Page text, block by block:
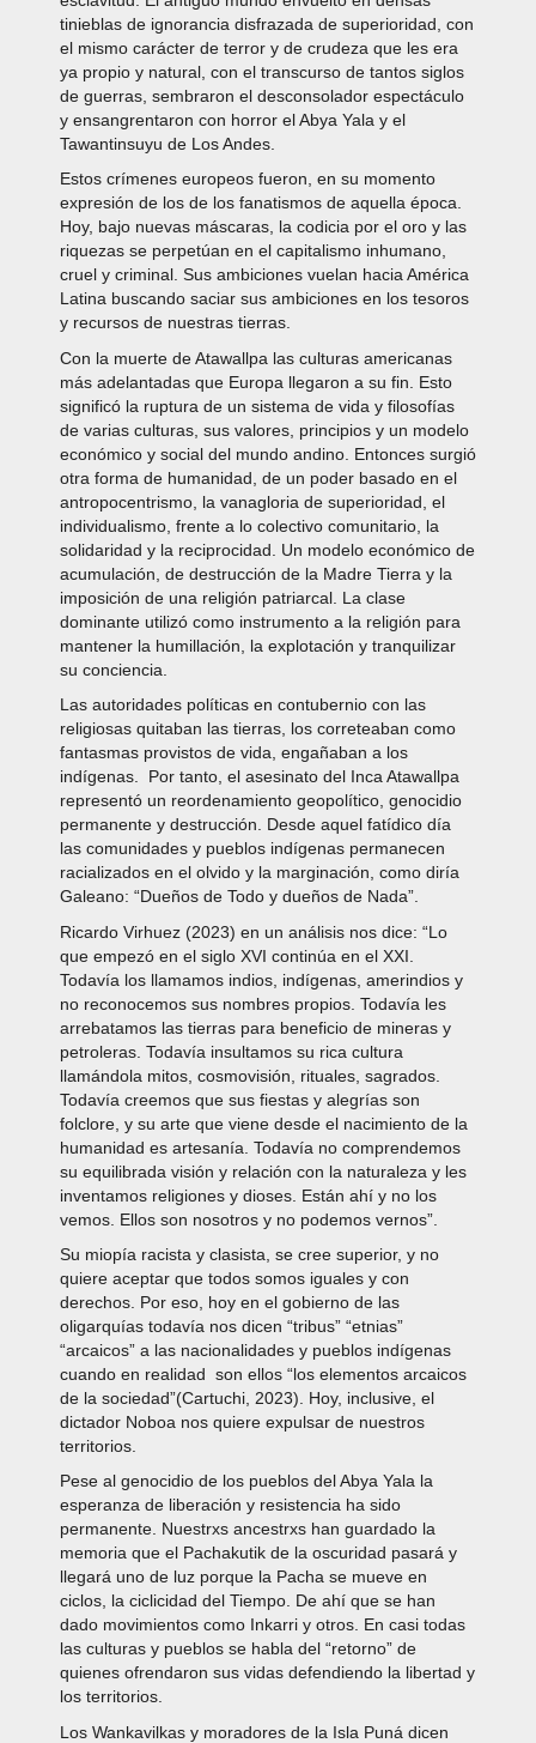
tinieblas de ignorancia disfrazada de superioridad, con
el mismo carácter de terror y de crudeza que les era
ya propio y natural, con el transcurso de tantos siglos
de guerras, sembraron el desconsolador espectáculo
y ensangrentaron con horror el Abya Yala y el
Tawantinsuyu de Los Andes.
Estos crímenes europeos fueron, en su momento
expresión de los de los fanatismos de aquella época.
Hoy, bajo nuevas máscaras, la codicia por el oro y las
riquezas se perpetúan en el capitalismo inhumano,
cruel y criminal. Sus ambiciones vuelan hacia América
Latina buscando saciar sus ambiciones en los tesoros
y recursos de nuestras tierras.
Con la muerte de Atawallpa las culturas americanas
más adelantadas que Europa llegaron a su fin. Esto
significó la ruptura de un sistema de vida y filosofías
de varias culturas, sus valores, principios y un modelo
económico y social del mundo andino. Entonces surgió
otra forma de humanidad, de un poder basado en el
antropocentrismo, la vanagloria de superioridad, el
individualismo, frente a lo colectivo comunitario, la
solidaridad y la reciprocidad. Un modelo económico de
acumulación, de destrucción de la Madre Tierra y la
imposición de una religión patriarcal. La clase
dominante utilizó como instrumento a la religión para
mantener la humillación, la explotación y tranquilizar
su conciencia.
Las autoridades políticas en contubernio con las
religiosas quitaban las tierras, los correteaban como
fantasmas provistos de vida, engañaban a los
indígenas. Por tanto, el asesinato del Inca Atawallpa
representó un reordenamiento geopolítico, genocidio
permanente y destrucción. Desde aquel fatídico día
las comunidades y pueblos indígenas permanecen
racializados en el olvido y la marginación, como diría
Galeano: “Dueños de Todo y dueños de Nada”.
Ricardo Virhuez (2023) en un análisis nos dice: “Lo
que empezó en el siglo XVI continúa en el XXI.
Todavía los llamamos indios, indígenas, amerindios y
no reconocemos sus nombres propios. Todavía les
arrebatamos las tierras para beneficio de mineras y
petroleras. Todavía insultamos su rica cultura
llamándola mitos, cosmovisión, rituales, sagrados.
Todavía creemos que sus fiestas y alegrías son
folclore, y su arte que viene desde el nacimiento de la
humanidad es artesanía. Todavía no comprendemos
su equilibrada visión y relación con la naturaleza y les
inventamos religiones y dioses. Están ahí y no los
vemos. Ellos son nosotros y no podemos vernos”.
Su miopía racista y clasista, se cree superior, y no
quiere aceptar que todos somos iguales y con
derechos. Por eso, hoy en el gobierno de las
oligarquías todavía nos dicen “tribus” “etnias”
“arcaicos” a las nacionalidades y pueblos indígenas
cuando en realidad son ellos “los elementos arcaicos
de la sociedad”(Cartuchi, 2023). Hoy, inclusive, el
dictador Noboa nos quiere expulsar de nuestros
territorios.
Pese al genocidio de los pueblos del Abya Yala la
esperanza de liberación y resistencia ha sido
permanente. Nuestrxs ancestrxs han guardado la
memoria que el Pachakutik de la oscuridad pasará y
llegará uno de luz porque la Pacha se mueve en
ciclos, la ciclicidad del Tiempo. De ahí que se han
dado movimientos como Inkarri y otros. En casi todas
las culturas y pueblos se habla del “retorno” de
quienes ofrendaron sus vidas defendiendo la libertad y
los territorios.
Los Wankavilkas y moradores de la Isla Puná dicen